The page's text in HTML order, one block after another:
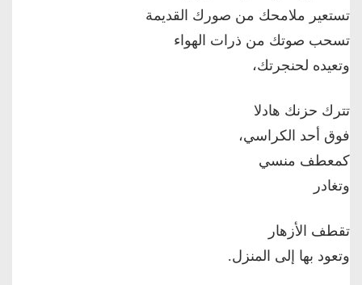
تستعير ملامحك من صورك القديمة
تسحب صوتك من ذرات الهواء
وتعيده لحنجرتك،
تترك حزنك هادلا
فوق أحد الكراسي،
كمعطف منسي
وتغادر
تقطف الأزهار
وتعود بها إلى المنزل.